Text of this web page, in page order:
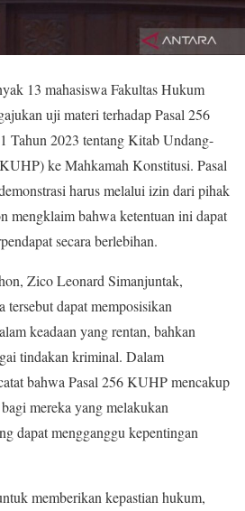
13 mahasiswa Fakultas Hukum
uji materi terhadap Pasal 256
Tahun 2023 tentang Kitab Undang-
ke Mahkamah Konstitusi. Pasal
harus melalui izin dari pihak
mengklaim bahwa ketentuan ini dapat
secara berlebihan.
Zico Leonard Simanjuntak,
tersebut dapat memposisikan
keadaan yang rentan, bahkan
tindakan kriminal. Dalam
bahwa Pasal 256 KUHP mencakup
mereka yang melakukan
dapat mengganggu kepentingan
memberikan kepastian hukum,